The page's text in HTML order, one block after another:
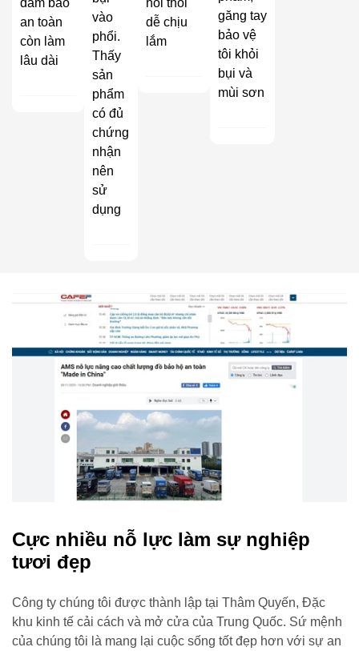
an toàn
còn làm
lâu dài
vào
phổi.
Thấy
sản
phẩm
có đủ
chứng
nhận
nên
sử
dụng
dễ chịu
lắm
găng tay
bảo vệ
tôi khỏi
bụi và
mùi sơn
Cực nhiều nỗ lực làm sự nghiệp
tươi đẹp
Công ty chúng tôi được thành lập tại Thâm Quyến, Đặc
khu kinh tế cải cách và mở cửa của Trung Quốc. Sứ mệnh
của chúng tôi là mang lại cuộc sống tốt đẹp hơn với sự an